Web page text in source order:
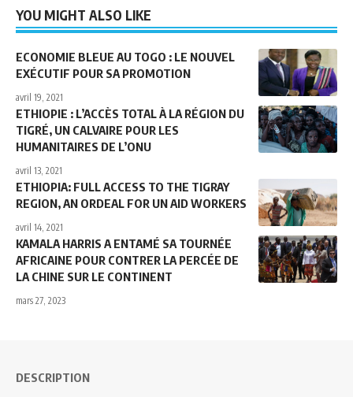
YOU MIGHT ALSO LIKE
ECONOMIE BLEUE AU TOGO : LE NOUVEL
EXÉCUTIF POUR SA PROMOTION
avril 19, 2021
ETHIOPIE : L’ACCÈS TOTAL À LA RÉGION DU
TIGRÉ, UN CALVAIRE POUR LES
HUMANITAIRES DE L’ONU
avril 13, 2021
ETHIOPIA: FULL ACCESS TO THE TIGRAY
REGION, AN ORDEAL FOR UN AID WORKERS
avril 14, 2021
KAMALA HARRIS A ENTAMÉ SA TOURNÉE
AFRICAINE POUR CONTRER LA PERCÉE DE
LA CHINE SUR LE CONTINENT
mars 27, 2023
DESCRIPTION